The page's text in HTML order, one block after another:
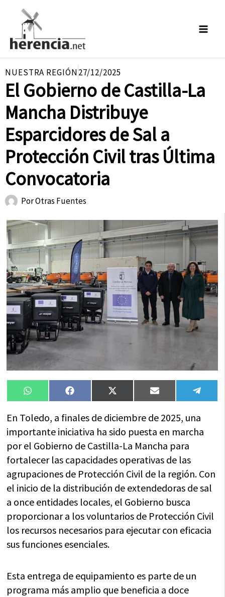
contenido
NUESTRA REGIÓN27/12/2025
El Gobierno de Castilla-La
Mancha Distribuye
Esparcidores de Sal a
Protección Civil tras Última
Convocatoria
PorOtras Fuentes
Compartir
en
WhatsAppCompartir
en
FacebookCompartir
en
X
(Twitter)
Compartir
en
Email
en
En Toledo, a finales de diciembre de 2025, una
importante iniciativa ha sido puesta en marcha
por el Gobierno de Castilla-La Mancha para
fortalecer las capacidades operativas de las
agrupaciones de Protección Civil de la región. Con
el inicio de la distribución de extendedoras de sal
a once entidades locales, el Gobierno busca
proporcionar a los voluntarios de Protección Civil
los recursos necesarios para ejecutar con eficacia
sus funciones esenciales.
Esta entrega de equipamiento es parte de un
programa más amplio que beneficia a doce